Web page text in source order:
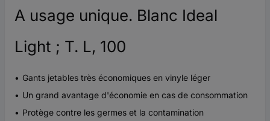
A usage unique. Blanc Ideal
Light ; T. L, 100
Gants jetables très économiques en vinyle léger
Un grand avantage d'économie en cas de consommation
Protège contre les germes et la contamination